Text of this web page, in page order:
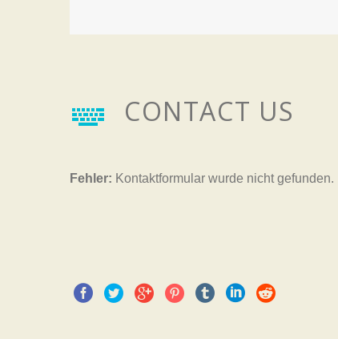

 CONTACT US
Fehler: Kontaktformular wurde nicht gefunden.